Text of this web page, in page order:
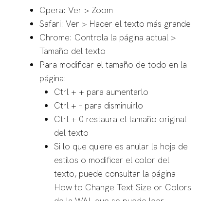
Opera: Ver > Zoom
Safari: Ver > Hacer el texto más grande
Chrome: Controla la página actual >
Tamaño del texto
Para modificar el tamaño de todo en la
página:
Ctrl + + para aumentarlo
Ctrl + – para disminuirlo
Ctrl + 0 restaura el tamaño original
del texto
Si lo que quiere es anular la hoja de
estilos o modificar el color del
texto, puede consultar la página
How to Change Text Size or Colors